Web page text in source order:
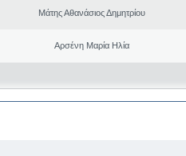
Μάτης Αθανάσιος Δημητρίου
Αρσένη Μαρία Ηλία